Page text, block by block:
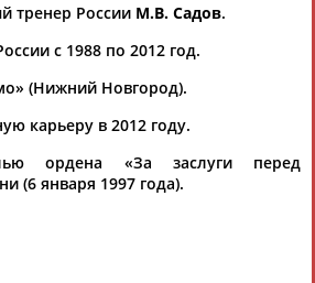
АБДУЛАЗИЗОВАБДУЛБЕКОВ
Магомед
АБДУЛКАГИРОВ
Назир
тренер России М.В. Садов.
с 1988 по 2012 год.
(Нижний Новгород).
карьеру в 2012 году.
ордена «За заслуги перед
(6 января 1997 года).